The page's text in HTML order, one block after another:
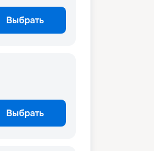
Выбрать
Выбрать